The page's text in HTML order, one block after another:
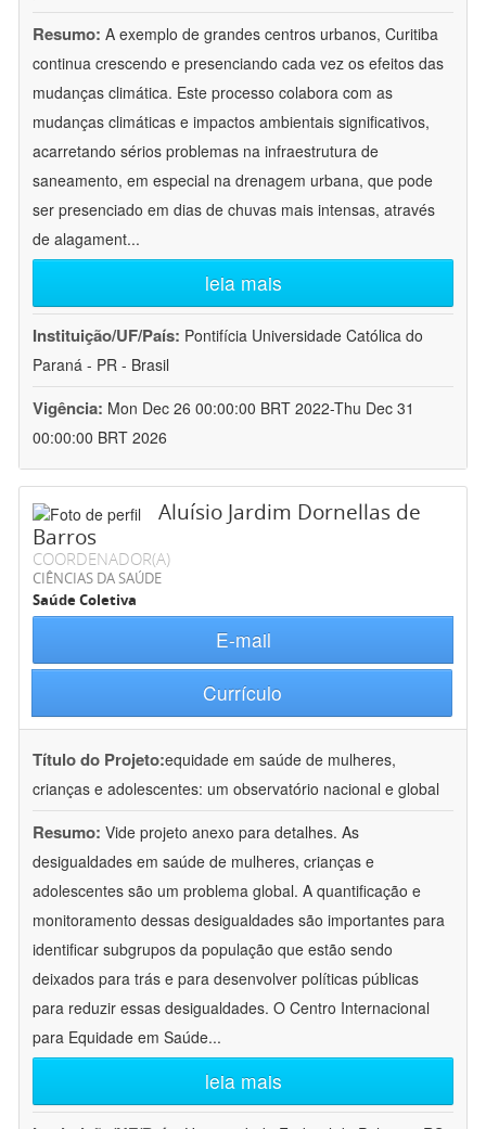
Resumo: A exemplo de grandes centros urbanos, Curitiba
continua crescendo e presenciando cada vez os efeitos das
mudanças climática. Este processo colabora com as
mudanças climáticas e impactos ambientais significativos,
acarretando sérios problemas na infraestrutura de
saneamento, em especial na drenagem urbana, que pode
ser presenciado em dias de chuvas mais intensas, através
de alagament...
leia mais
Instituição/UF/País: Pontifícia Universidade Católica do
Paraná - PR - Brasil
Vigência: Mon Dec 26 00:00:00 BRT 2022-Thu Dec 31
00:00:00 BRT 2026
Aluísio Jardim Dornellas de
Barros
COORDENADOR(A)
CIÊNCIAS DA SAÚDE
Saúde Coletiva
E-mail
Currículo
Título do Projeto:equidade em saúde de mulheres,
crianças e adolescentes: um observatório nacional e global
Resumo: Vide projeto anexo para detalhes. As
desigualdades em saúde de mulheres, crianças e
adolescentes são um problema global. A quantificação e
monitoramento dessas desigualdades são importantes para
identificar subgrupos da população que estão sendo
deixados para trás e para desenvolver políticas públicas
para reduzir essas desigualdades. O Centro Internacional
para Equidade em Saúde...
leia mais